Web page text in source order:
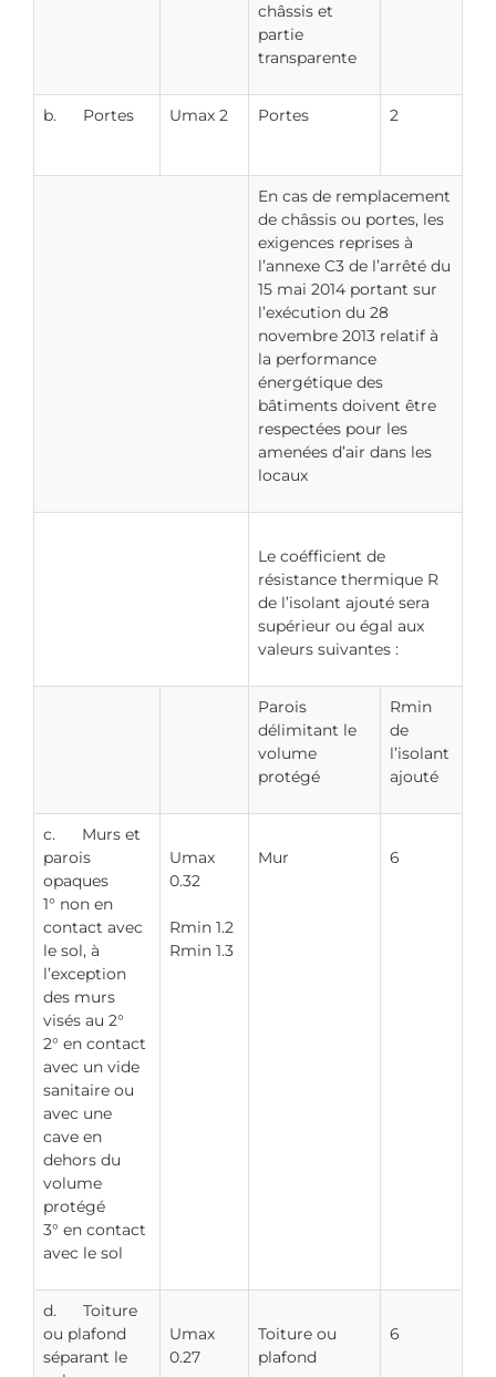
châssis et
partie
transparente
b. Portes Umax 2 Portes 2
En cas de remplacement
de châssis ou portes, les
exigences reprises à
l’annexe C3 de l’arrêté du
15 mai 2014 portant sur
l’exécution du 28
novembre 2013 relatif à
la performance
énergétique des
bâtiments doivent être
respectées pour les
amenées d’air dans les
locaux
Le coéfficient de
résistance thermique R
de l’isolant ajouté sera
supérieur ou égal aux
valeurs suivantes :
Parois
délimitant le
volume
protégé
Rmin
de
l’isolant
ajouté
c. Murs et
parois
opaques
1° non en
contact avec
le sol, à
l’exception
des murs
visés au 2°
2° en contact
avec un vide
sanitaire ou
avec une
cave en
dehors du
volume
protégé
3° en contact
avec le sol
Umax
0.32
Rmin 1.2
Rmin 1.3
Mur 6
d. Toiture
ou plafond
séparant le
Umax
0.27
Toiture ou
plafond
6